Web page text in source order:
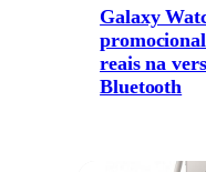
Galaxy
reais na
Bluetooth